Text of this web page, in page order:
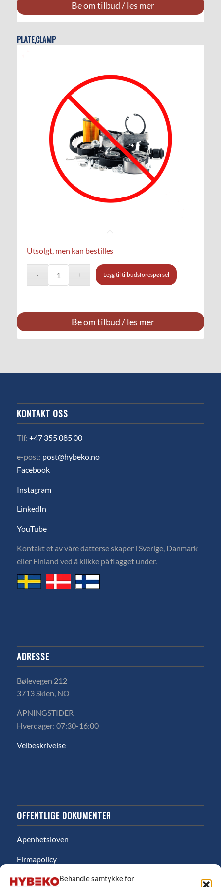
Behandle samtykke for
Be om tilbud / les mer
PLATE,CLAMP
Utsolgt, men kan bestilles
Legg til tilbudsforespørsel
Be om tilbud / les mer
KONTAKT OSS
Tlf: +47 355 085 00
e-post: post@hybeko.no
Facebook
Instagram
LinkedIn
YouTube
Kontakt et av våre datterselskaper i Sverige, Danmark
eller Finland ved å klikke på flagget under.
ADRESSE
Bølevegen 212
3713 Skien, NO
ÅPNINGSTIDER
Hverdager: 07:30-16:00
Veibeskrivelse
OFFENTLIGE DOKUMENTER
Åpenhetsloven
Firmapolicy
Miljø